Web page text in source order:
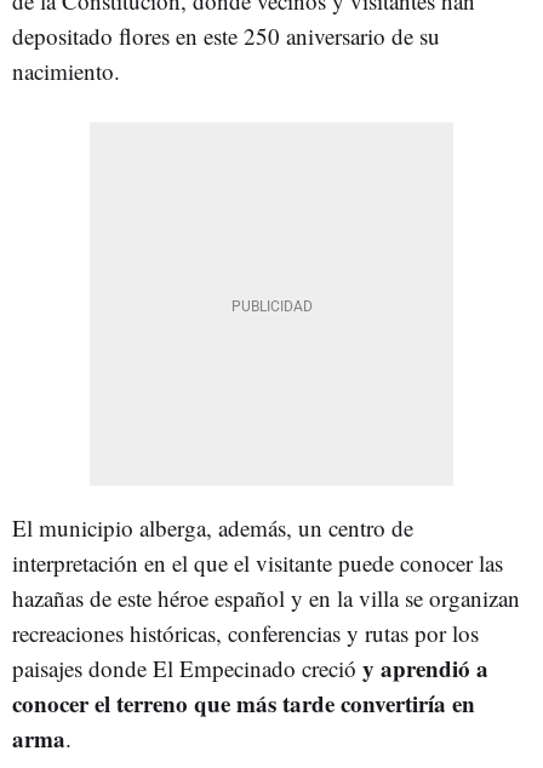
depositado flores en este 250 aniversario de su
nacimiento.
El municipio alberga, además, un centro de
interpretación en el que el visitante puede conocer las
hazañas de este héroe español y en la villa se organizan
recreaciones históricas, conferencias y rutas por los
paisajes donde El Empecinado creció y aprendió a
conocer el terreno que más tarde convertiría en
arma.